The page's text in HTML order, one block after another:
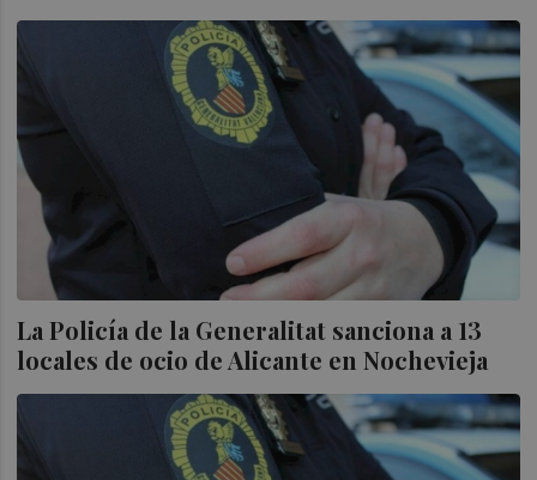
La Policía de la Generalitat sanciona a 13
locales de ocio de Alicante en Nochevieja